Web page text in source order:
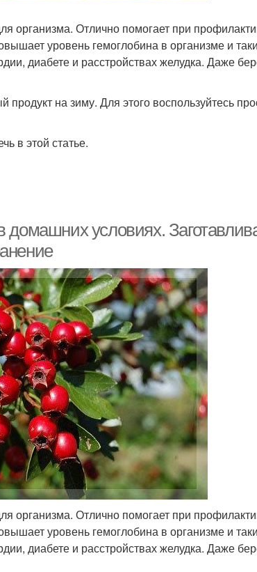
организма. Отлично помогает при
уровень гемоглобина в организме и
диабете и расстройствах желудка. Даже
продукт на зиму. Для этого воспользуйтесь
в этой статье.
домашних условиях.
организма. Отлично помогает при
уровень гемоглобина в организме и
диабете и расстройствах желудка. Даже